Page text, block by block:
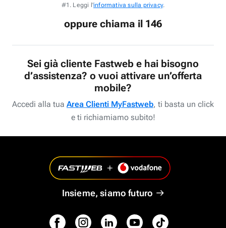
#1. Leggi l'informativa sulla privacy.
oppure chiama il 146
Sei già cliente Fastweb e hai bisogno
d’assistenza? o vuoi attivare un’offerta
mobile?
Accedi alla tua Area Clienti MyFastweb, ti basta un click
e ti richiamiamo subito!
Insieme, siamo futuro